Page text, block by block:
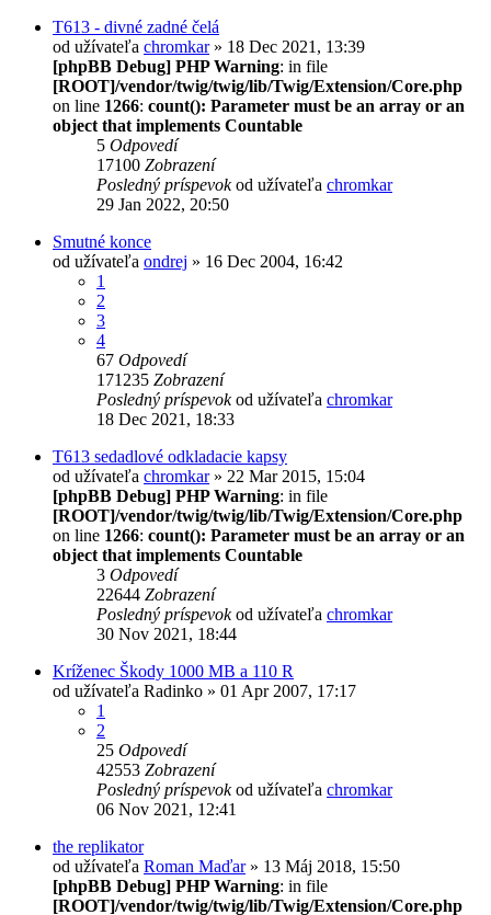
T613 - divné zadné čelá
od užívateľa chromkar» 18 Dec 2021, 13:39
[phpBB Debug] PHP Warning: in file
[ROOT]/vendor/twig/twig/lib/Twig/Extension/Core.php
on line 1266: count(): Parameter must be an array or an
object that implements Countable
5 Odpovedí
17100 Zobrazení
Posledný príspevokod užívateľa chromkar
29 Jan 2022, 20:50
Smutné konce
od užívateľa ondrej » 16 Dec 2004, 16:42
1
2
3
4
67 Odpovedí
171235 Zobrazení
Posledný príspevokod užívateľa chromkar
18 Dec 2021, 18:33
T613 sedadlové odkladacie kapsy
od užívateľa chromkar» 22 Mar 2015, 15:04
[phpBB Debug] PHP Warning: in file
[ROOT]/vendor/twig/twig/lib/Twig/Extension/Core.php
on line 1266: count(): Parameter must be an array or an
object that implements Countable
3 Odpovedí
22644 Zobrazení
Posledný príspevokod užívateľa chromkar
30 Nov 2021, 18:44
Kríženec Škody 1000 MB a 110 R
od užívateľa Radinko » 01 Apr 2007, 17:17
1
2
25 Odpovedí
42553 Zobrazení
Posledný príspevokod užívateľa chromkar
06 Nov 2021, 12:41
the replikator
od užívateľa Roman Maďar» 13 Máj 2018, 15:50
[phpBB Debug] PHP Warning: in file
[ROOT]/vendor/twig/twig/lib/Twig/Extension/Core.php